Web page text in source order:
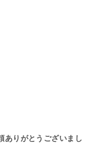
ありがとうございまし